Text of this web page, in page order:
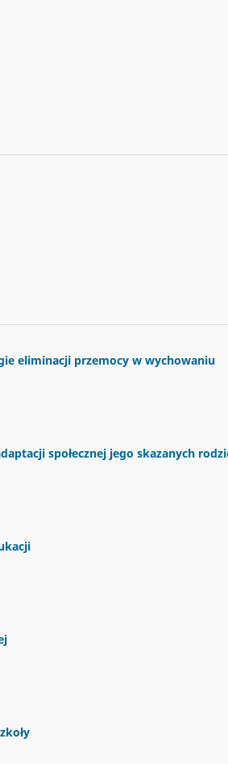
eliminacji przemocy w wychowaniu
społecznej jego skazanych